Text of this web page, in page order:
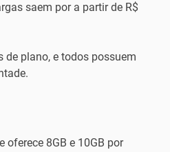
saem por a partir de R$
de plano, e todos possuem
oferece 8GB e 10GB por